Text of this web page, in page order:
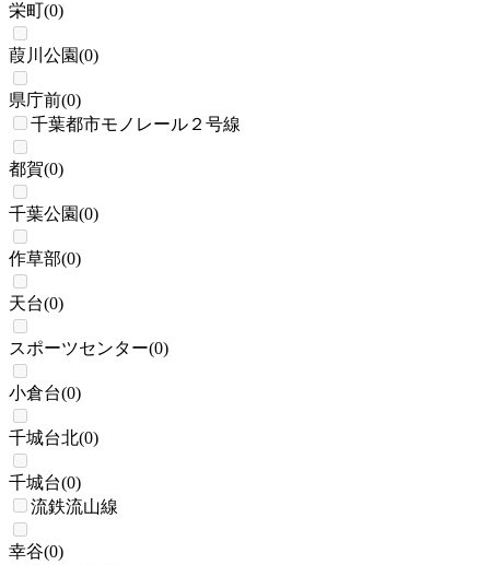
栄町(0)
葭川公園(0)
県庁前(0)
千葉都市モノレール２号線
都賀(0)
千葉公園(0)
作草部(0)
天台(0)
スポーツセンター(0)
小倉台(0)
千城台北(0)
千城台(0)
流鉄流山線
幸谷(0)